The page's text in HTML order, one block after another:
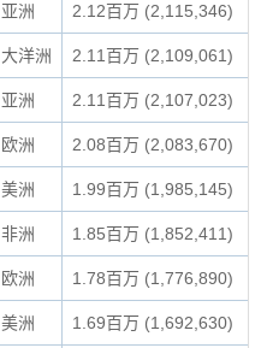
亚洲 2.12百万 (2,115,346)
大洋洲 2.11百万 (2,109,061)
亚洲 2.11百万 (2,107,023)
欧洲 2.08百万 (2,083,670)
美洲 1.99百万 (1,985,145)
非洲 1.85百万 (1,852,411)
欧洲 1.78百万 (1,776,890)
美洲 1.69百万 (1,692,630)